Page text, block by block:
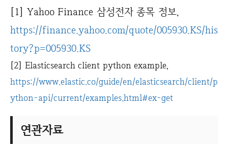
[1] Yahoo Finance 삼성전자 종목 정보,
https://finance.yahoo.com/quote/005930.KS/his
tory?p=005930.KS
[2] Elasticsearch client python example,
https://www.elastic.co/guide/en/elasticsearch/client/p
ython-api/current/examples.html#ex-get
연관자료